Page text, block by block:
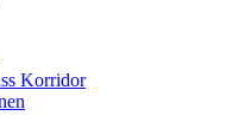
Korridor